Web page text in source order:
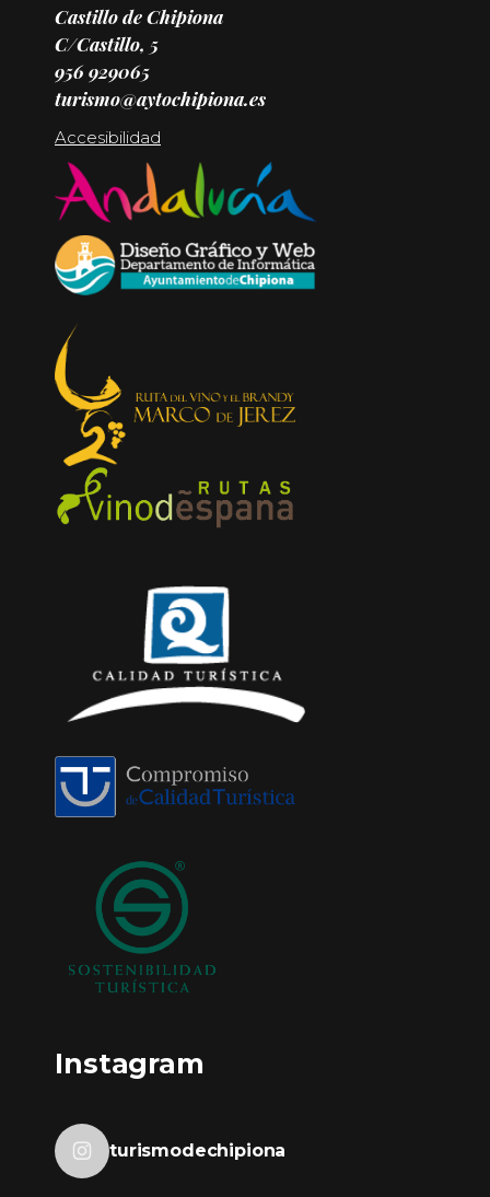
Castillo de Chipiona
C/Castillo, 5
956 929065
turismo@aytochipiona.es
Accesibilidad
Instagram
turismodechipiona